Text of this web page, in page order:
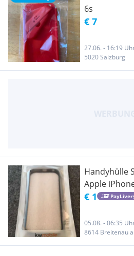
6s
€ 7
27.06. - 16:19
5020 Salzburg
Handyhülle
Apple
€ 1
05.08. - 06:35
8614 Breitenau